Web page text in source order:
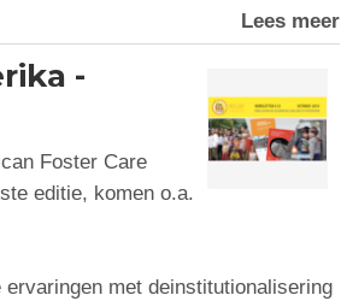
Lees meer
-
Foster Care
editie, komen o.a.
met deinstitutionalisering